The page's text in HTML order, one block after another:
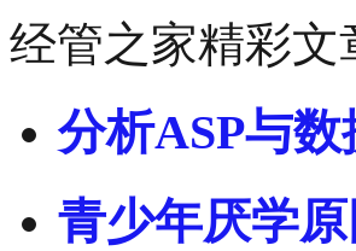
经管之家精彩文
分析ASP与
青少年厌学